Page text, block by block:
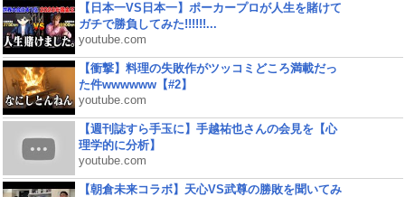
【日本一VS日本一】ポーカープロが人生を賭けて
ガチで勝負してみた!!!!!!...
youtube.com
【衝撃】料理の失敗作がツッコミどころ満載だっ
た件wwwwww【#2】
youtube.com
【週刊誌すら手玉に】手越祐也さんの会見を【心
理学的に分析】
youtube.com
【朝倉未来コラボ】天心VS武尊の勝敗を聞いてみ